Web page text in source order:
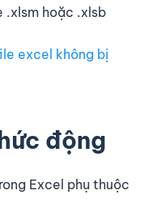
.xlsm hoặc .xlsb
excel không bị
động
Excel phụ thuộc